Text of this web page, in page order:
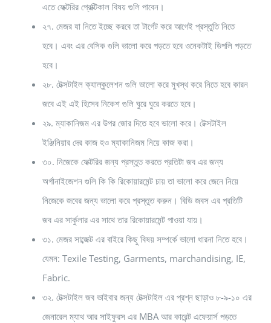
এতে ফেক্টরির প্রেক্টিকাল বিষয় গুলি পাবেন।
২৭. মেজর যা নিতে ইচ্ছে করবে তা টার্গেট করে আগেই প্রস্তুতি নিতে
হবে। এবং এর বেসিক গুলি ভালো করে পড়তে হবে ওনেকটাই ডিপলি পড়তে
হবে।
২৮. টেক্সটাইল ক্যাল্কুলেশন গুলি ভালো করে মুখস্থ করে নিতে হবে কারন
জবে এই এই হিসেব নিকেশ গুলি ঘুরে ঘুরে করতে হবে।
২৯. ম্যাকানিজম এর উপর জোর দিতে হবে ভালো করে। টেক্সটাইল
ইঞ্জিনিয়ার দের কাজ হও ম্যাকানিজম নিয়ে কাজ করা।
৩০. নিজেকে ফেক্টরির জন্য প্রস্তুত করতে প্রতিটা জব এর জন্য
অর্গানাইজেশন গুলি কি কি রিকোয়ারমেন্ট চায় তা ভালো করে জেনে নিয়ে
নিজেকে জবের জন্য ভালো করে প্রস্তুত করুন। বিডি জবস এর প্রতিটি
জব এর সার্কুলার এর সাথে তার রিকোয়ারমেন্ট পাওয়া যায়।
৩১. মেজর সাব্জেক্ট এর বাইরে কিছু বিষয় সম্পর্কে ভালো ধারনা নিতে হবে।
যেমন: Texile Testing, Garments, marchandising, IE,
Fabric.
৩২. টেক্সটাইল জব ভাইবার জন্য টেক্সটাইল এর প্রশ্ন ছাড়াও ৮-৯-১০ এর
জেনারেল ম্যাথ আর সাইফুরস এর MBA আর কারেন্ট এফেয়ার্স পড়তে